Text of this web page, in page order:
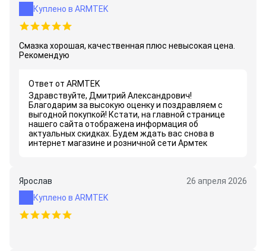
Куплено в ARMTEK
Смазка хорошая, качественная плюс невысокая цена.
Рекомендую
Ответ от ARMTEK
Здравствуйте, Дмитрий Александрович!
Благодарим за высокую оценку и поздравляем с
выгодной покупкой! Кстати, на главной странице
нашего сайта отображена информация об
актуальных скидках. Будем ждать вас снова в
интернет магазине и розничной сети Армтек
Ярослав
26 апреля 2026
Куплено в ARMTEK